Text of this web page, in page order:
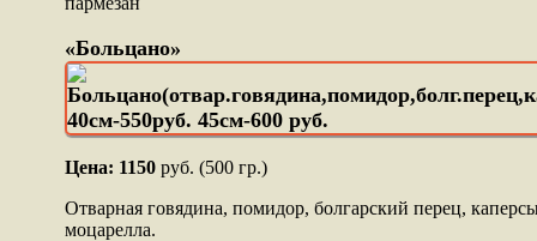
«Больцано»
Цена: 1150 руб. (500 гр.)
Отварная говядина, помидор, болгарский перец,
моцарелла.